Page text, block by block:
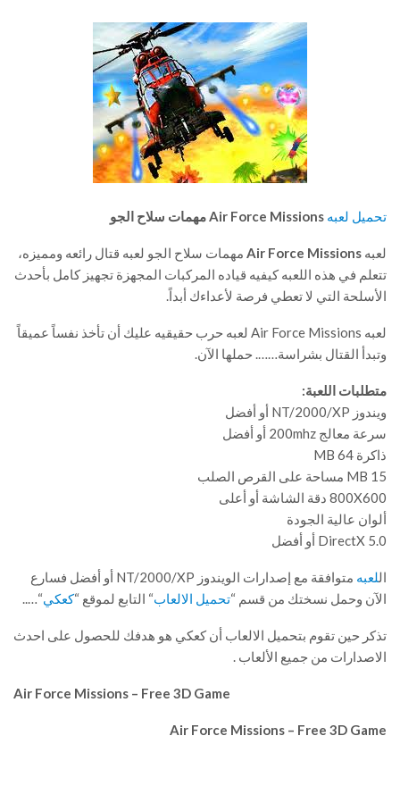
تحميل لعبه Air Force Missions مهمات سلاح الجو
لعبه Air Force Missions مهمات سلاح الجو لعبه قتال رائعه ومميزه،
تتعلم في هذه اللعبه كيفيه قياده المركبات المجهزة تجهيز كامل بأحدث
الأسلحة التي لا تعطي فرصة لأعداءك أبداً.
لعبه Air Force Missions لعبه حرب حقيقيه عليك أن تأخذ نفساً عميقاً
وتبدأ القتال بشراسة……. حملها الآن.
متطلبات اللعبة:
ويندوز NT/2000/XP أو أفضل
سرعة معالج 200mhz أو أفضل
ذاكرة 64 MB
15 MB مساحة على القرص الصلب
800X600 دقة الشاشة أو أعلى
ألوان عالية الجودة
DirectX 5.0 أو أفضل
اللعبه
متوافقة مع إصدارات الويندوز NT/2000/XP أو أفضل فسارع
الآن وحمل نسختك من قسم “تحميل الالعاب“ التابع لموقع “كعكي“…..
تذكر حين تقوم بتحميل الالعاب أن كعكي هو هدفك للحصول على احدث
الاصدارات من جميع الألعاب .
Air Force Missions – Free 3D Game
Air Force Missions – Free 3D Game